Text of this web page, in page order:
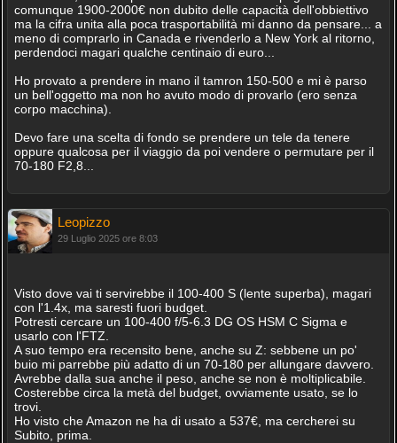
comunque 1900-2000€ non dubito delle capacità dell'obbiettivo
ma la cifra unita alla poca trasportabilità mi danno da pensare... a
meno di comprarlo in Canada e rivenderlo a New York al ritorno,
perdendoci magari qualche centinaio di euro...
Ho provato a prendere in mano il tamron 150-500 e mi è parso
un bell'oggetto ma non ho avuto modo di provarlo (ero senza
corpo macchina).
Devo fare una scelta di fondo se prendere un tele da tenere
oppure qualcosa per il viaggio da poi vendere o permutare per il
70-180 F2,8...
Leopizzo
29 Luglio 2025 ore 8:03
Visto dove vai ti servirebbe il 100-400 S (lente superba), magari
con l'1.4x, ma saresti fuori budget.
Potresti cercare un 100-400 f/5-6.3 DG OS HSM C Sigma e
usarlo con l'FTZ.
A suo tempo era recensito bene, anche su Z: sebbene un po'
buio mi parrebbe più adatto di un 70-180 per allungare davvero.
Avrebbe dalla sua anche il peso, anche se non è moltiplicabile.
Costerebbe circa la metà del budget, ovviamente usato, se lo
trovi.
Ho visto che Amazon ne ha di usato a 537€, ma cercherei su
Subito, prima.